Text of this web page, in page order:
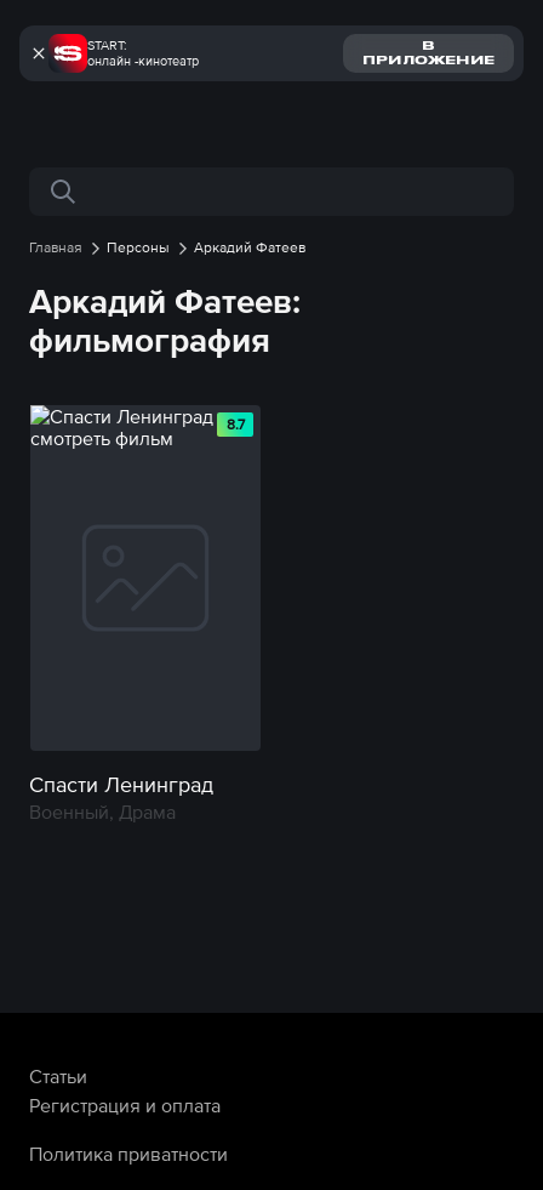
START:
онлайн -кинотеатр
В
ПРИЛОЖЕНИЕ
Поиск по сайту
Главная Персоны Аркадий Фатеев
Аркадий Фатеев:
фильмография
8.7
Спасти Ленинград
Военный, Драма
Статьи
Регистрация и оплата
Политика приватности